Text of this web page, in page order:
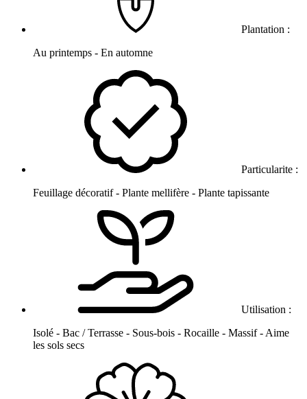
Plantation :
Au printemps - En automne
Particularite :
Feuillage décoratif - Plante mellifère - Plante tapissante
Utilisation :
Isolé - Bac / Terrasse - Sous-bois - Rocaille - Massif - Aime
les sols secs